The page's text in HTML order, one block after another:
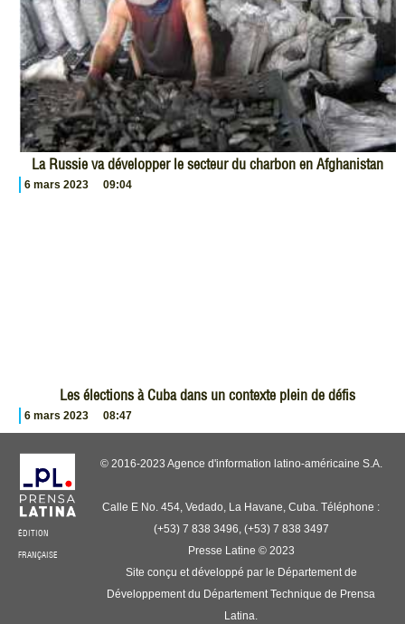
La Russie va développer le secteur du charbon en Afghanistan
6 mars 2023 09:04
Les élections à Cuba dans un contexte plein de défis
6 mars 2023 08:47
ÉDITION
FRANÇAISE
© 2016-2023 Agence d'information latino-américaine S.A.
Calle E No. 454, Vedado, La Havane, Cuba. Téléphone :
(+53) 7 838 3496, (+53) 7 838 3497
Presse Latine © 2023
Site conçu et développé par le Département de
Développement du Département Technique de Prensa
Latina.